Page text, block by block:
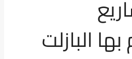
البازلت